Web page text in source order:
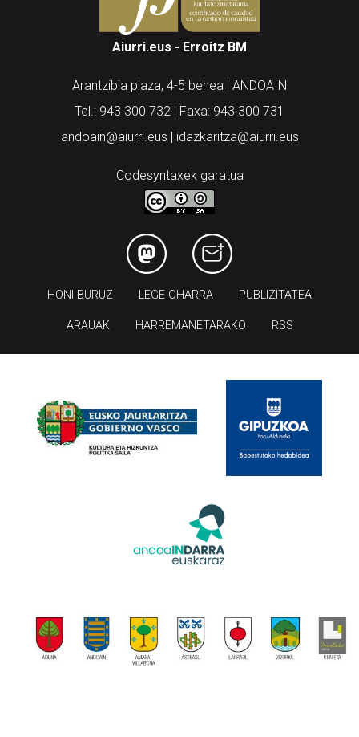
Aiurri.eus - Erroitz BM
Arantzibia plaza, 4-5 behea | ANDOAIN
Tel.: 943 300 732 | Faxa: 943 300 731
andoain@aiurri.eus | idazkaritza@aiurri.eus
Codesyntaxek garatua
HONI BURUZ LEGE OHARRA PUBLIZITATEA
ARAUAK HARREMANETARAKO RSS